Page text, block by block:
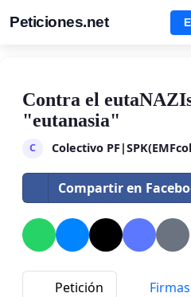
Peticiones.net
Contra el
"eutanasia"
C Colectivo
Compartir en
Petición Firmas